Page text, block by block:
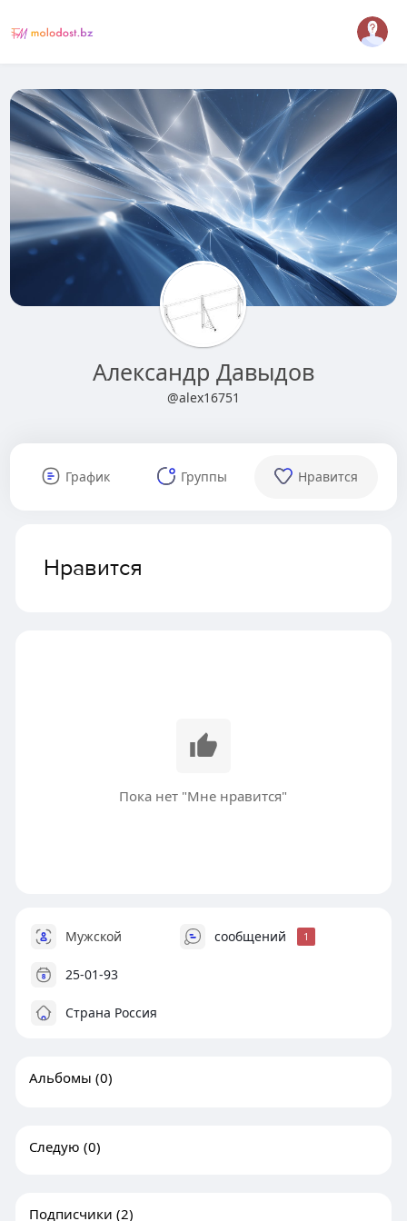
Александр Давыдов
@alex16751
График Группы Нравится
Нравится
Пока нет "Мне нравится"
Мужской сообщений 1
25-01-93
Страна Россия
Альбомы (0)
Следую (0)
Подписчики (2)